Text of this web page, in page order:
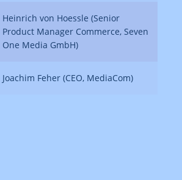
Heinrich von Hoessle (Senior
Product Manager Commerce, Seven
One Media GmbH)
Joachim Feher (CEO, MediaCom)